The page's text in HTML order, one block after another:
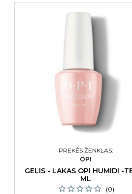
PREKĖS ŽENKLAS:
OPI
GELIS - LAKAS OPI HUMIDI -
ML
(0)